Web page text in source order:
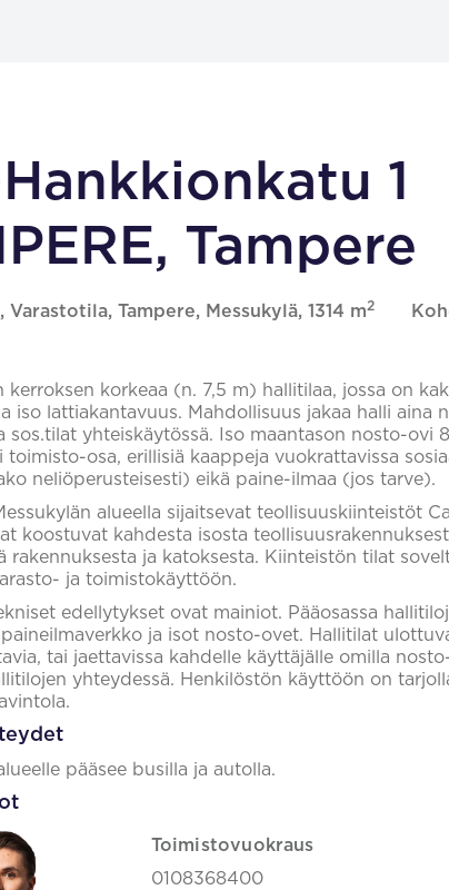
1
Tampere
Varastotila, Tampere, Messukylä, 1314 m2
kerroksen korkeaa (n. 7,5 m) hallitilaa, jossa on
iso lattiakantavuus. Mahdollisuus jakaa halli aina
sos.tilat yhteiskäytössä. Iso maantason nosto-ovi
toimisto-osa, erillisiä kaappeja vuokrattavissa
neliöperusteisesti) eikä paine-ilmaa (jos tarve).
alueella sijaitsevat teollisuuskiinteistöt
koostuvat kahdesta isosta
rakennuksesta ja katoksesta. Kiinteistön tilat
ja toimistokäyttöön.
edellytykset ovat mainiot. Pääosassa
ja isot nosto-ovet. Hallitilat
tai jaettavissa kahdelle käyttäjälle omilla
yhteydessä. Henkilöstön käyttöön on
pääsee busilla ja autolla.
Toimistovuokraus
0108368400